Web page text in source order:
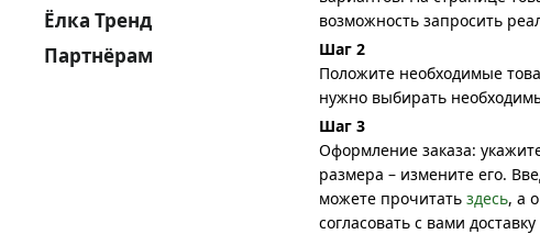
Ёлка Тренд
Партнёрам
возможность запросить
Шаг 2
Положите необходимые
нужно выбирать
Шаг 3
Оформление заказа:
размера – измените его.
можете прочитать здесь, а
согласовать с вами